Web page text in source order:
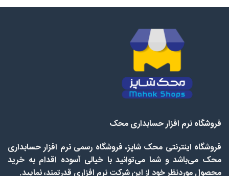
فروشگاه نرم افزار حسابداری محک
فروشگاه اینترنتی محک شاپز، فروشگاه رسمی نرم افزار حسابداری
محک می‌باشد و شما می‌توانید با خیالی آسوده اقدام به خرید